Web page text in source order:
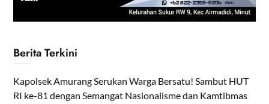
Berita Terkini
Kapolsek Amurang Serukan Warga Bersatu! Sambut HUT
RI ke-81 dengan Semangat Nasionalisme dan Kamtibmas